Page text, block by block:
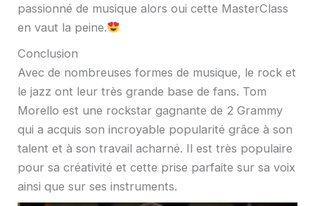
passionné de musique alors oui cette MasterClass
en vaut la peine.
Conclusion
Avec de nombreuses formes de musique, le rock et
le jazz ont leur très grande base de fans. Tom
Morello est une rockstar gagnante de 2 Grammy
qui a acquis son incroyable popularité grâce à son
talent et à son travail acharné. Il est très populaire
pour sa créativité et cette prise parfaite sur sa voix
ainsi que sur ses instruments.